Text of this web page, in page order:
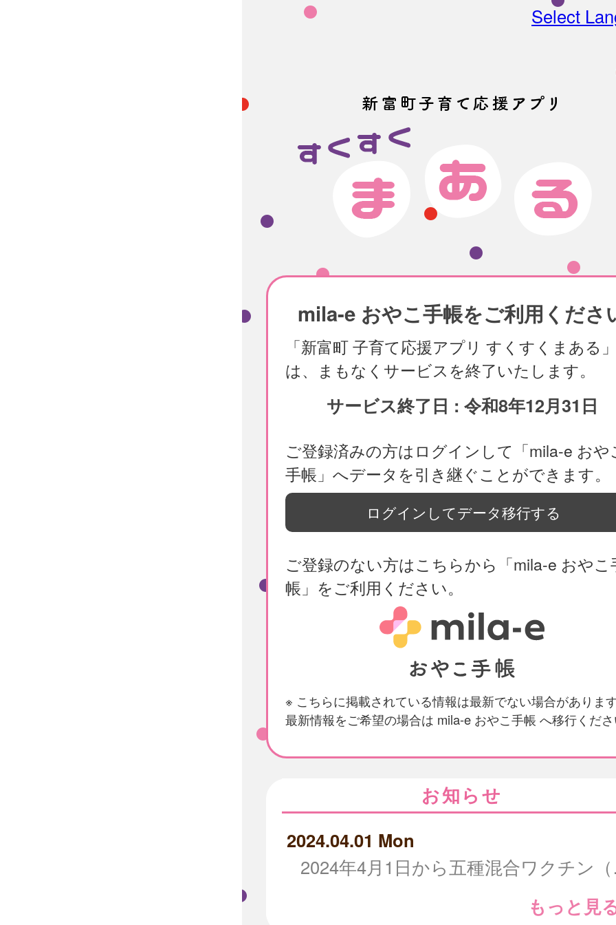
Select
mila-e おやこ手帳をご利用くださ
「新富町 子育て応援アプリ すくすくまある」
は、まもなくサービスを終了いたします。
サービス終了日 : 令和8年12月31日
ご登録済みの方はログインして「mila-e おや
手帳」へデータを引き継ぐことができます。
ログインしてデータ移行する
ご登録のない方はこちらから「mila-e おやこ
帳」をご利用ください。
※ こちらに掲載されている情報は最新でない場合があります
最新情報をご希望の場合は mila-e おやこ手帳 へ移行くださ
お知らせ
2024.04.01 Mon
2024年4
もっと見